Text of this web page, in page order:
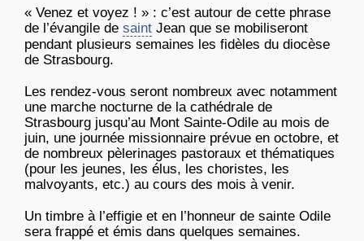
« Venez et voyez ! » : c’est autour de cette phrase
de l’évangile de saint Jean que se mobiliseront
pendant plusieurs semaines les fidèles du diocèse
de Strasbourg.
Les rendez-vous seront nombreux avec notamment
une marche nocturne de la cathédrale de
Strasbourg jusqu’au Mont Sainte-Odile au mois de
juin, une journée missionnaire prévue en octobre, et
de nombreux pèlerinages pastoraux et thématiques
(pour les jeunes, les élus, les choristes, les
malvoyants, etc.) au cours des mois à venir.
Un timbre à l’effigie et en l’honneur de sainte Odile
sera frappé et émis dans quelques semaines.